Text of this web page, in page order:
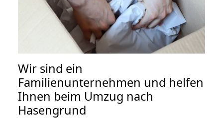
Wir sind ein
Familienunternehmen und helfen
Ihnen beim Umzug nach
Hasengrund